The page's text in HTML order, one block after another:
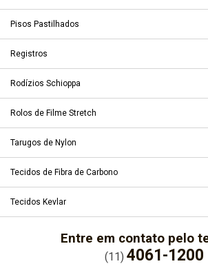
Pisos Pastilhados
Registros
Rodízios Schioppa
Rolos de Filme Stretch
Tarugos de Nylon
Tecidos de Fibra de Carbono
Tecidos Kevlar
Entre em contato pelo
(11) 4061-1200